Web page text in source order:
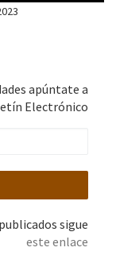
apúntate a
Electrónico
sigue
este enlace